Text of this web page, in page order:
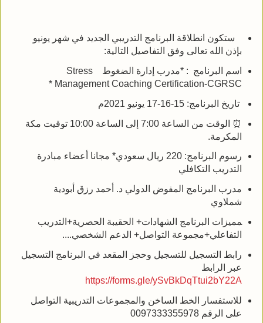
ستكون انطلاقة البرنامج التدريبي الجديد في شهر يونيو
بإذن الله تعالى وفق التفاصيل التالية:
اسم البرنامج : *مدرب إدارة الضغوط Stress
Management Coaching Certification-CGRSC *
️ تاريخ البرنامج: 15-16-17 يونيو 2021م
⏰ الوقت من الساعة 7:00 إلى الساعة 10:00 توقيت مكة
المكرمة.
رسوم البرنامج: 220 ريال سعودي* مجانا أعضاء مبادرة
التدريب التكافلي
مدرب البرنامج المفوض الدولي د. أحمد رزق أبودية
شملاوي
‍مميزات البرنامج الشهادات+ الحقيبة الحصرية+التدريب
التفاعلي+مجموعة التواصل+ الدعم الشخصي....
رابط التسجيل للتسجيل وحجز المقعد في البرنامج التسجيل
عبر الرابط
https://forms.gle/ySvBkDqTtui2bY22A
للاستفسار الخط الساخن والمجموعات التدريبية التواصل
على الرقم 0097333355978